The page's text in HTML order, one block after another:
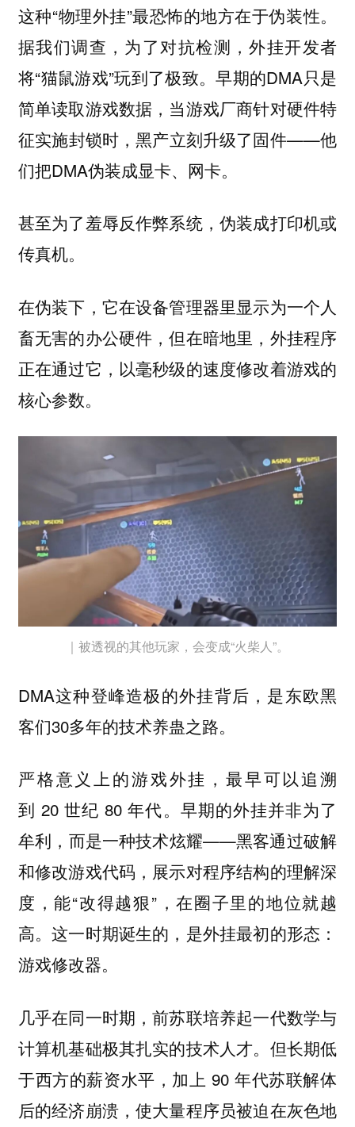
这种“物理外挂”最恐怖的地方在于伪装性。
据我们调查，为了对抗检测，外挂开发者
将“猫鼠游戏”玩到了极致。早期的DMA只是
简单读取游戏数据，当游戏厂商针对硬件特
征实施封锁时，黑产立刻升级了固件——他
们把DMA伪装成显卡、网卡。
甚至为了羞辱反作弊系统，伪装成打印机或
传真机。
在伪装下，它在设备管理器里显示为一个人
畜无害的办公硬件，但在暗地里，外挂程序
正在通过它，以毫秒级的速度修改着游戏的
核心参数。
｜被透视的其他玩家，会变成“火柴人”。
DMA这种登峰造极的外挂背后，是东欧黑
客们30多年的技术养蛊之路。
严格意义上的游戏外挂，最早可以追溯
到 20 世纪 80 年代。早期的外挂并非为了
牟利，而是一种技术炫耀——黑客通过破解
和修改游戏代码，展示对程序结构的理解深
度，能“改得越狠”，在圈子里的地位就越
高。这一时期诞生的，是外挂最初的形态：
游戏修改器。
几乎在同一时期，前苏联培养起一代数学与
计算机基础极其扎实的技术人才。但长期低
于西方的薪资水平，加上 90 年代苏联解体
后的经济崩溃，使大量程序员被迫在灰色地